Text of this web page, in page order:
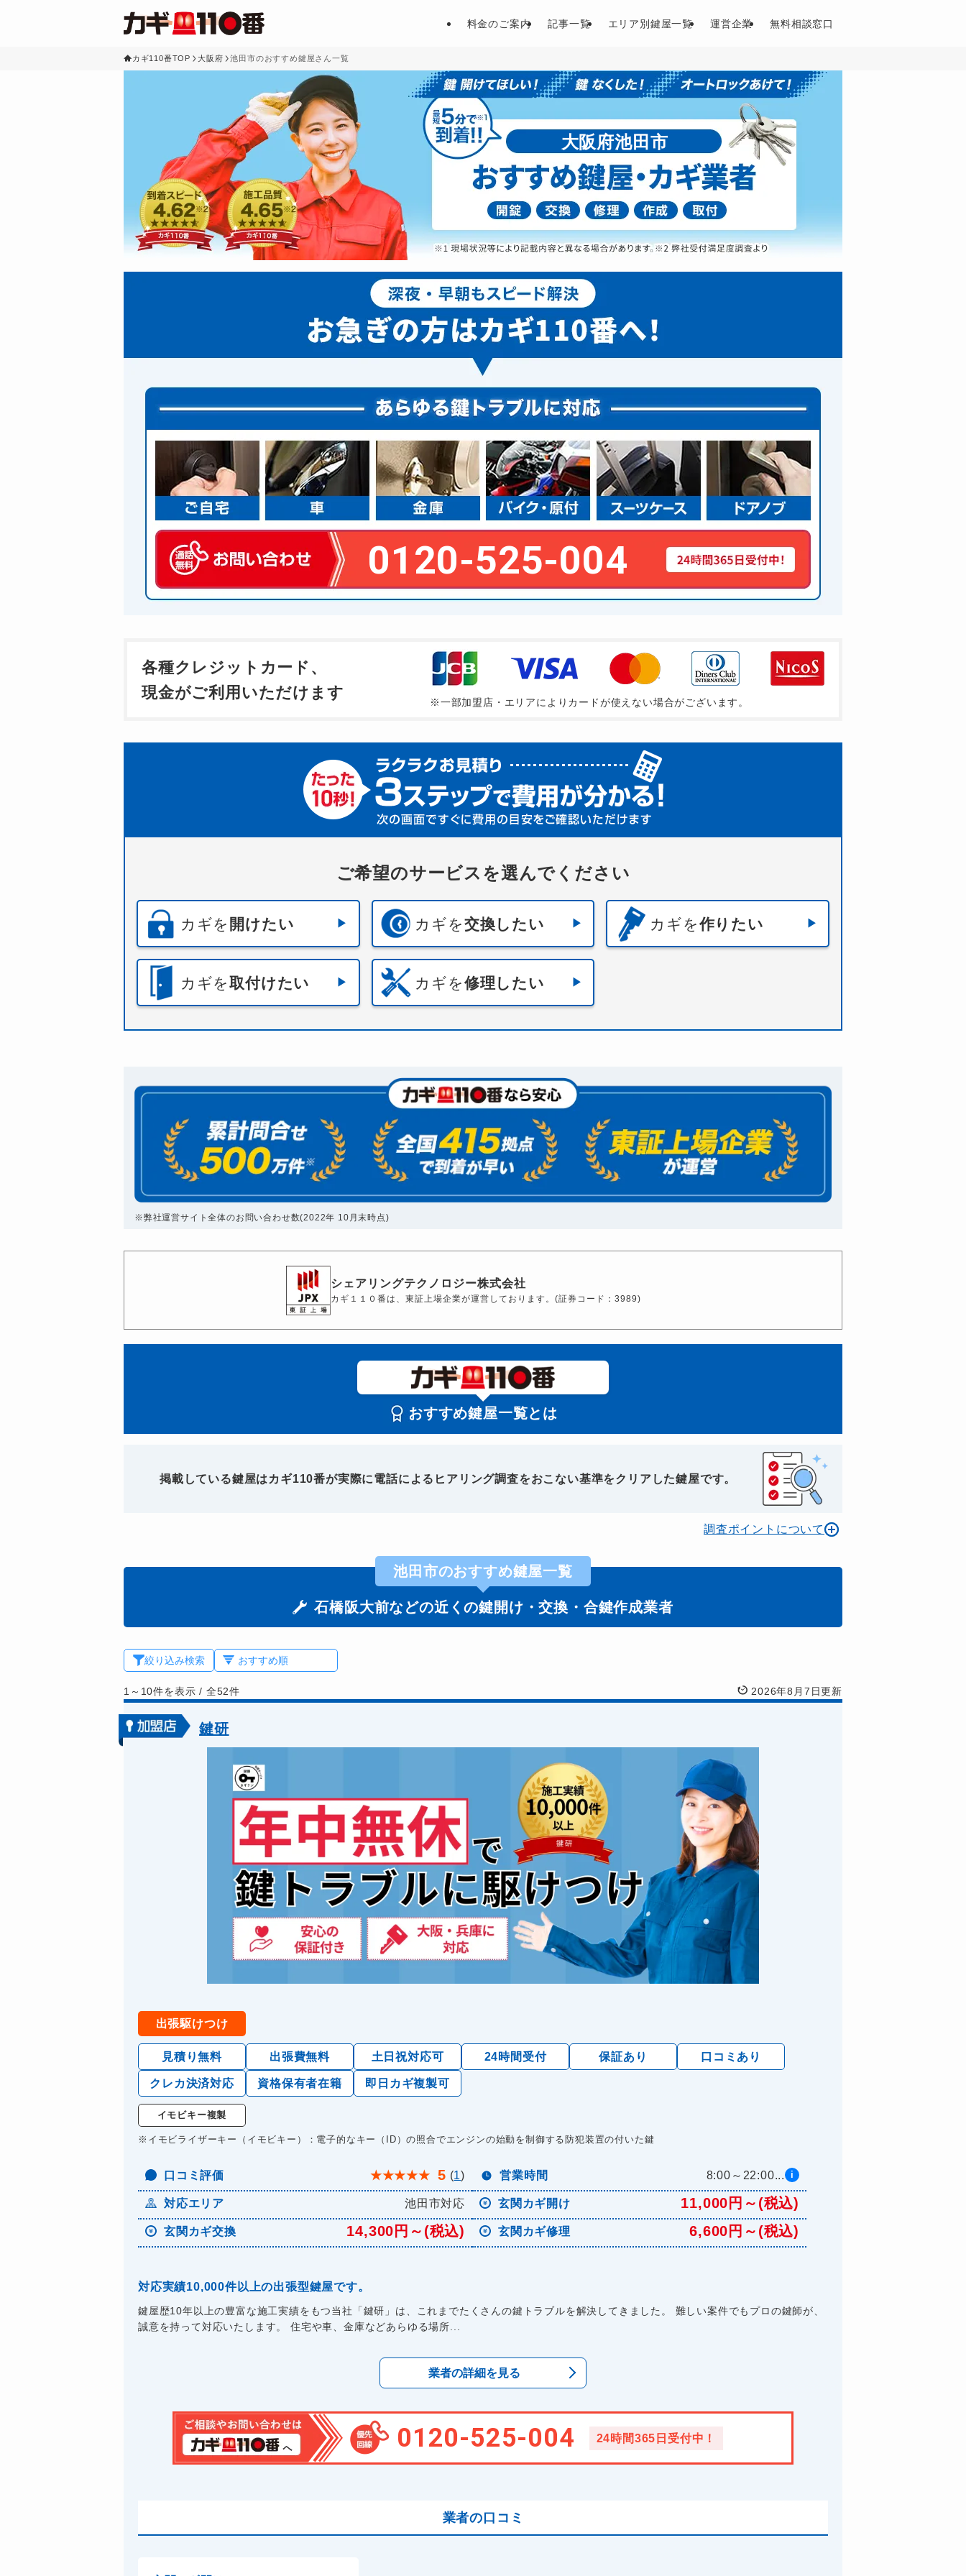
料金のご案内 記事一覧 エリア別鍵屋一覧 運営企業 無料相談窓口
カギ110番TOP 大阪府 池田市のおすすめ鍵屋さん一覧
大阪府池田市
0120-525-004
各種クレジットカード、
現金がご利用いただけます
※一部加盟店・エリアによりカードが使えない場合がございます。
ご希望のサービスを選んでください
カギを 開けたい カギを交換したい カギを作りたい
カギを取付けたい カギを修理したい
※弊社運営サイト全体のお問い合わせ数(2022年 10月末時点)
シェアリングテクノロジー株式会社
カギ１１０番は、東証上場企業が運営しております。(証券コード：3989)
おすすめ鍵屋一覧とは
掲載している鍵屋はカギ110番が実際に電話によるヒアリング調査をおこない基準をクリアした鍵屋です。
調査ポイントについて
池田市のおすすめ鍵屋一覧
石橋阪大前などの近くの鍵開け・交換・合鍵作成業者
絞り込み検索
1～10件を表示/ 全52件 2026年8月7日更新
鍵研
出張駆けつけ
見積り無料 出張費無料 土日祝対応可 24時間受付 保証あり 口コミあり
クレカ決済対応 資格保有者在籍 即日カギ複製可
イモビキー複製
※イモビライザーキー（イモビキー）：電子的なキー（ID）の照合でエンジンの始動を制御する防犯装置の付いた鍵
口コミ評価 ★★★★★ 5 (1) 営業時間 8:00～22:00... i
対応エリア 池田市対応 玄関カギ開け 11,000円～(税込)
玄関カギ交換 14,300円～(税込) 玄関カギ修理 6,600円～(税込)
対応実績10,000件以上の出張型鍵屋です。
鍵屋歴10年以上の豊富な施工実績をもつ当社「鍵研」は、これまでたくさんの鍵トラブルを解決してきました。 難しい案件でもプロの鍵師が、
誠意を持って対応いたします。 住宅や車、金庫などあらゆる場所...
業者の詳細を見る
0120-525-004 24時間365日受付中！
業者の口コミ